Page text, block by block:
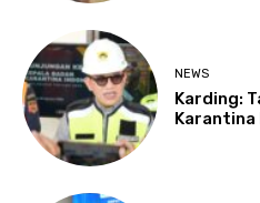
NEWS
Karding:
Karantina